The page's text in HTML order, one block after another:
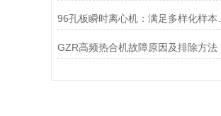
GZR高频热合机故障原因及排除方法